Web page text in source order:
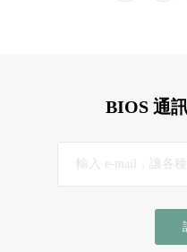
BIOS 通